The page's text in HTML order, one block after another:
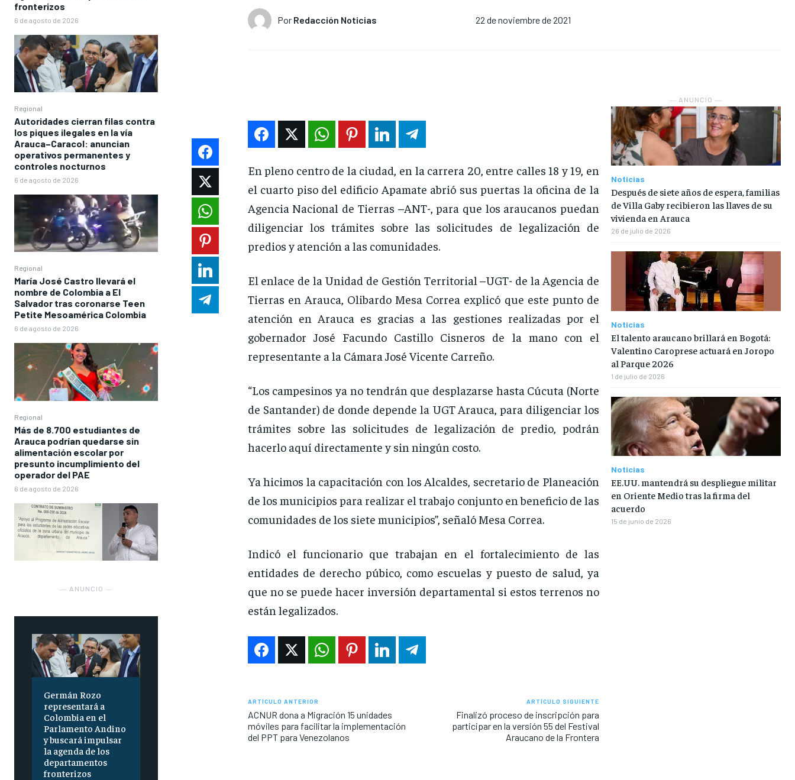
fronterizos
6 de agosto de 2026
Regional
Autoridades cierran filas contra
los piques ilegales en la vía
Arauca–Caracol: anuncian
operativos permanentes y
controles nocturnos
6 de agosto de 2026
Regional
María José Castro llevará el
nombre de Colombia a El
Salvador tras coronarse Teen
Petite Mesoamérica Colombia
6 de agosto de 2026
Regional
Más de 8.700 estudiantes de
Arauca podrían quedarse sin
alimentación escolar por
presunto incumplimiento del
operador del PAE
6 de agosto de 2026
― ANUNCIO ―
Germán Rozo
representará a
Colombia en el
Parlamento Andino
y buscará impulsar
la agenda de los
departamentos
fronterizos
Por Redacción Noticias 22 de noviembre de 2021
En pleno centro de la ciudad, en la carrera 20, entre calles 18 y 19, en
el cuarto piso del edificio Apamate abrió sus puertas la oficina de la
Agencia Nacional de Tierras –ANT-, para que los araucanos puedan
diligenciar los trámites sobre las solicitudes de legalización de
predios y atención a las comunidades.
El enlace de la Unidad de Gestión Territorial –UGT- de la Agencia de
Tierras en Arauca, Olibardo Mesa Correa explicó que este punto de
atención en Arauca es gracias a las gestiones realizadas por el
gobernador José Facundo Castillo Cisneros de la mano con el
representante a la Cámara José Vicente Carreño.
“Los campesinos ya no tendrán que desplazarse hasta Cúcuta (Norte
de Santander) de donde depende la UGT Arauca, para diligenciar los
trámites sobre las solicitudes de legalización de predio, podrán
hacerlo aquí directamente y sin ningún costo.
Ya hicimos la capacitación con los Alcaldes, secretario de Planeación
de los municipios para realizar el trabajo conjunto en beneficio de las
comunidades de los siete municipios”, señaló Mesa Correa.
Indicó el funcionario que trabajan en el fortalecimiento de las
entidades de derecho púbico, como escuelas y puesto de salud, ya
que no se puede hacer inversión departamental si estos terrenos no
están legalizados.
ARTÍCULO ANTERIOR
ACNUR dona a Migración 15 unidades
móviles para facilitar la implementación
del PPT para Venezolanos
ARTÍCULO SIGUIENTE
Finalizó proceso de inscripción para
participar en la versión 55 del Festival
Araucano de la Frontera
― ANUNCIO ―
Noticias
Después de siete años de espera, familias
de Villa Gaby recibieron las llaves de su
vivienda en Arauca
26 de julio de 2026
Noticias
El talento araucano brillará en Bogotá:
Valentino Caroprese actuará en Joropo
al Parque 2026
1 de julio de 2026
Noticias
EE.UU. mantendrá su despliegue militar
en Oriente Medio tras la firma del
acuerdo
15 de junio de 2026